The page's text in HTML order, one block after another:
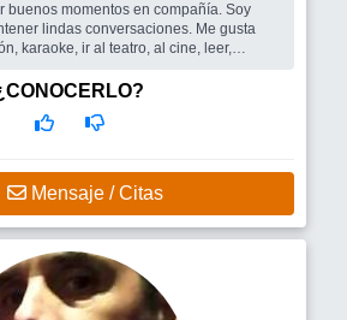
buenos momentos en compañía. Soy
lindas conversaciones. Me gusta
karaoke, ir al teatro, al cine, leer,
y una mujer con quien compartir
Mensaje / Citas